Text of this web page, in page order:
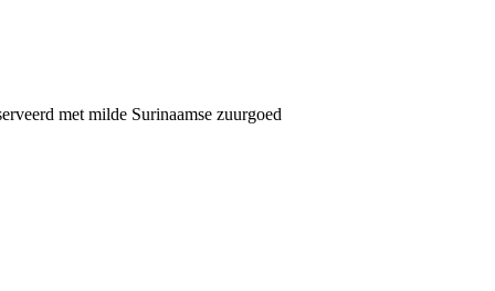
met milde Surinaamse zuurgoed